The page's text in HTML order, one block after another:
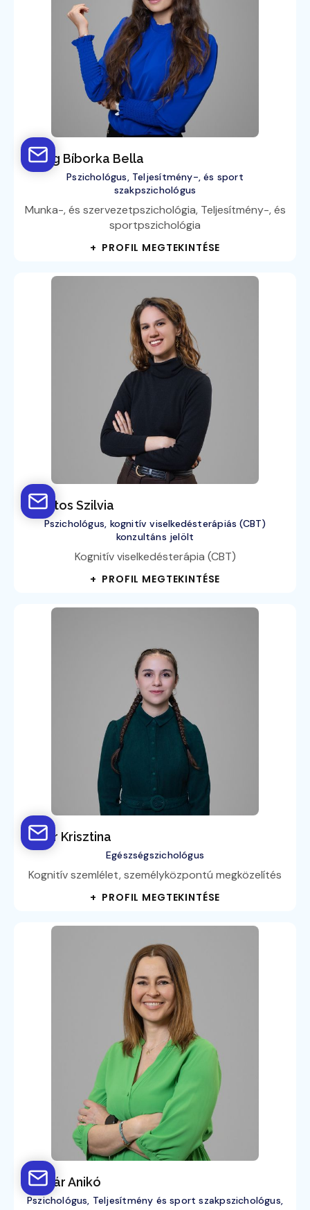
Balog Bíborka Bella
Pszichológus, Teljesítmény-, és sport
szakpszichológus
Munka-, és szervezetpszichológia, Teljesítmény-, és
sportpszichológia
+ PROFIL MEGTEKINTÉSE
Lakatos Szilvia
Pszichológus, kognitív viselkedésterápiás (CBT)
konzultáns jelölt
Kognitív viselkedésterápia (CBT)
+ PROFIL MEGTEKINTÉSE
Maier Krisztina
Egészségszichológus
Kognitív szemlélet, személyközpontú megközelítés
+ PROFIL MEGTEKINTÉSE
Molnár Anikó
Pszichológus, Teljesítmény és sport szakpszichológus,